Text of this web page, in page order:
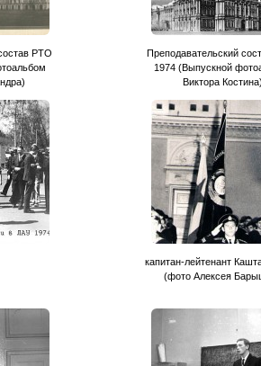
РТО
Преподавательский
1974 (Выпускной
Виктора Костина)
капитан-лейтенант
(фото Алексея